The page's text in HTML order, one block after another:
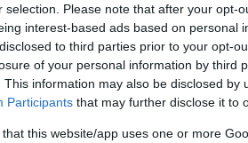
selection. Please note that after your opt-
interest-based ads based on personal
to third parties prior to your opt-
of your personal information by third
This information may also be disclosed by
Participants that may further disclose it to
that this website/app uses one or more
χωρίς εισιτήριο,
αν πληρώσουν μέσα σε 10
Τροχαίας.